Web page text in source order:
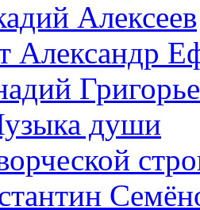
Алексеев
Александр
души